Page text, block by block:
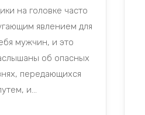
на головке часто
явлением для
мужчин, и это
об опасных
передающихся
и...